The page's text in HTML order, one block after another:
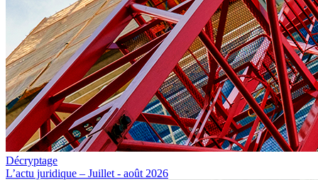
Décryptage
L’actu juridique – Juillet - août 2026